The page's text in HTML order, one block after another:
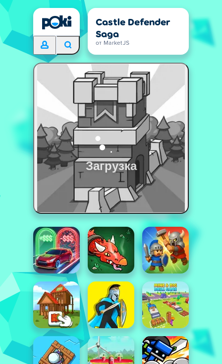
Castle Defender
Saga
от MarketJS
Загрузка